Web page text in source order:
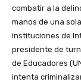
combatir a la
manos de una
instituciones de
presidente de
de Educadores
intenta